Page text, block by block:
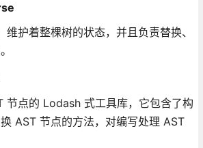
维护着整棵树的状态，并且负责替换、
节点的 Lodash 式工具库，它包含了构
AST 节点的方法，对编写处理 AST